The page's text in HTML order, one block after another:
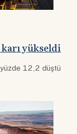
yükseldi
12,2 düştü